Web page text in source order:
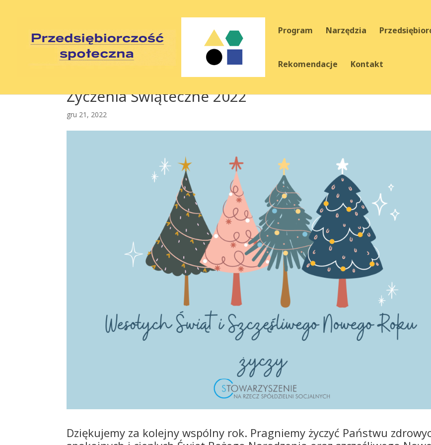
Program Narzędzia
Rekomendacje Kontakt
Życzenia Świąteczne 2022
gru 21, 2022
Dziękujemy za kolejny wspólny rok. Pragniemy życzyć Państwu